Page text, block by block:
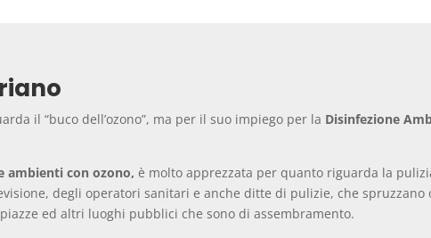
il “buco dell’ozono”, ma per il suo impiego per la Disinfezione
ambienti con ozono, è molto apprezzata per quanto riguarda la
degli operatori sanitari e anche ditte di pulizie, che spruzzano
ed altri luoghi pubblici che sono di assembramento.